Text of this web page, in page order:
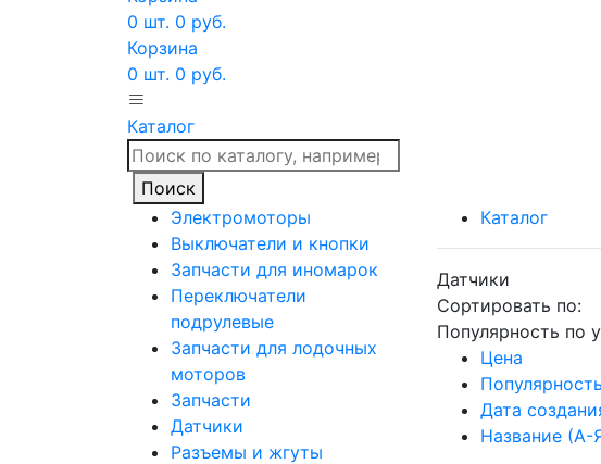
0 шт. 0 руб.
Корзина
0 шт. 0 руб.
Каталог
Поиск
Электромоторы
Выключатели и кнопки
Запчасти для иномарок
Переключатели
подрулевые
Запчасти для лодочных
моторов
Запчасти
Датчики
Разъемы и жгуты
Каталог
Датчики
Сортировать по:
Популярность по
Цена
Популярность
Дата
Название (А-